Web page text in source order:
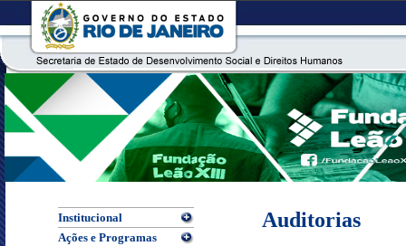
Institucional
Ações e Programas
Auditorias